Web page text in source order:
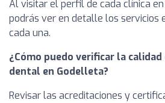
Al visitar el perfil de cada clínica
podrás ver en detalle los servicios
cada una.
¿Cómo puedo verificar la calidad
dental en Godelleta?
Revisar las acreditaciones y